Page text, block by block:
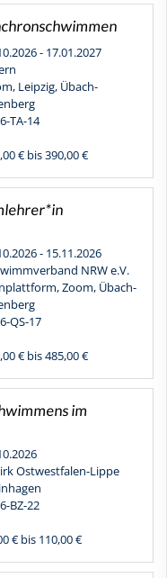
- 17.01.2027
Leipzig, Übach-
TA-14
€ bis 390,00 €
- 15.11.2026
NRW e.V.
Zoom, Übach-
QS-17
€ bis 485,00 €
im
Ostwestfalen-Lippe
BZ-22
€ bis 110,00 €